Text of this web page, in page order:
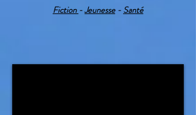
Fiction -Jeunesse- Santé